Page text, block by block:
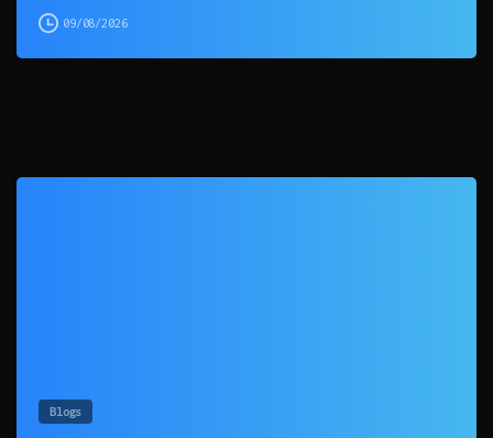
09/08/2026
Blogs